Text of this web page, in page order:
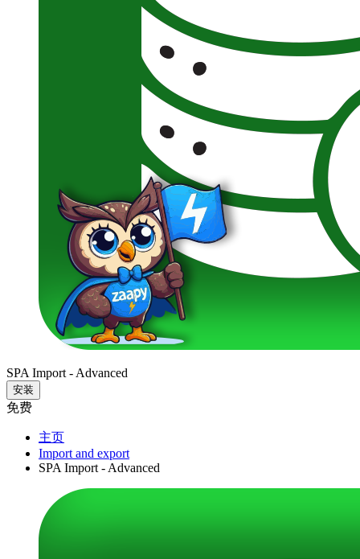
SPA Import - Advanced
安装
免费
主页
Import and export
SPA Import - Advanced